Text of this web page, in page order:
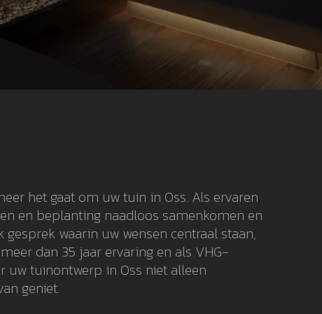
het gaat om uw tuin in Oss. Als ervaren
en beplanting naadloos samenkomen en
waarin uw wensen centraal staan,
dan 35 jaar ervaring en als VHG-
uw tuinontwerp in Oss niet alleen
geniet.